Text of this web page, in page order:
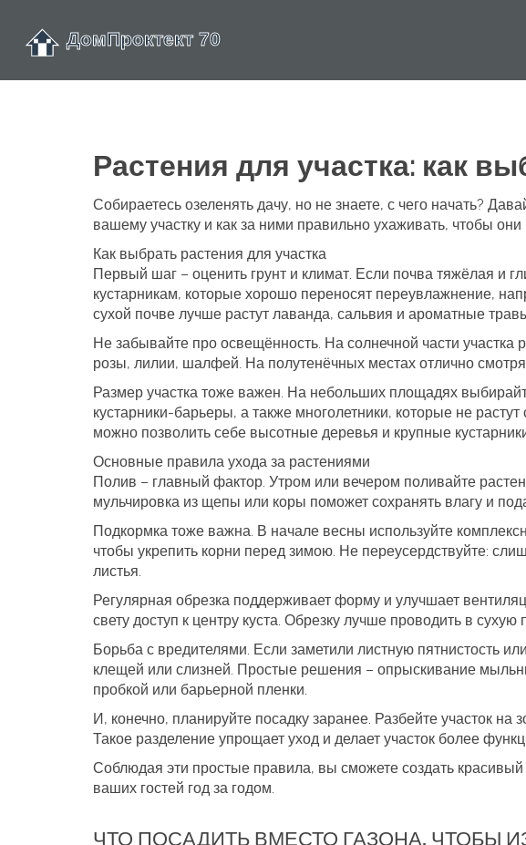
Растения для участка: как
Собираетесь озеленять дачу, но не знаете, с чего начать?
вашему участку и как за ними правильно ухаживать, чтобы они
Как выбрать растения для участка
Первый шаг – оценить грунт и климат. Если почва тяжёлая и
кустарникам, которые хорошо переносят переувлажнение,
сухой почве лучше растут лаванда, сальвия и ароматные
Не забывайте про освещённость. На солнечной части участка
розы, лилии, шалфей. На полутенёчных местах отлично
Размер участка тоже важен. На небольших площадях
кустарники-барьеры, а также многолетники, которые не
можно позволить себе высотные деревья и крупные
Основные правила ухода за растениями
Полив – главный фактор. Утром или вечером поливайте
мульчировка из щепы или коры поможет сохранять влагу и
Подкормка тоже важна. В начале весны используйте
чтобы укрепить корни перед зимою. Не переусердствуйте:
листья.
Регулярная обрезка поддерживает форму и улучшает
свету доступ к центру куста. Обрезку лучше проводить в сухую
Борьба с вредителями. Если заметили листную пятнистость
клещей или слизней. Простые решения – опрыскивание
пробкой или барьерной пленки.
И, конечно, планируйте посадку заранее. Разбейте участок
Такое разделение упрощает уход и делает участок более
Соблюдая эти простые правила, вы сможете создать
ваших гостей год за годом.
ЧТО ПОСАДИТЬ ВМЕСТО ГАЗОНА, ЧТОБЫ